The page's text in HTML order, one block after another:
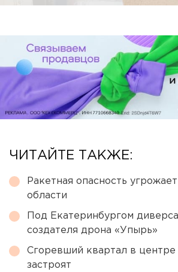
ЧИТАЙТЕ ТАКЖЕ:
Ракетная опасность
области
Под Екатеринбургом
создателя дрона «Упырь»
Сгоревший квартал в центре
застроят